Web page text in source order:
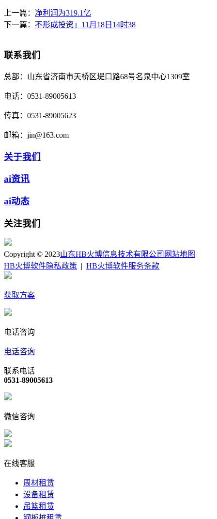
上一篇： 净利润为319.1亿
下一篇： 不形成投资」11月18日14时38
联系我们
总部： 山东省济南市天桥区堤口路68号名泉中心1309室
电话： 0531-89005613
传真： 0531-89005623
邮箱： jin@163.com
关于我们
ai资讯
ai动态
关注我们
Copyright © 2023山东HB火博信息技术有限公司 网站地图
HB火博软件隐私政策
HB火博软件服务条款
获取方案
电话咨询
电话咨询
联系电话
0531-89005613
微信咨询
在线客服
周材租赁
设备租赁
吊篮租赁